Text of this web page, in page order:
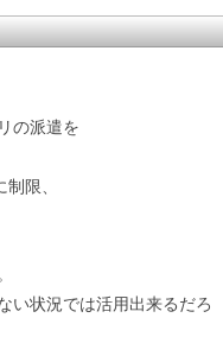
の派遣を
限、
い状況では活用出来るだろ